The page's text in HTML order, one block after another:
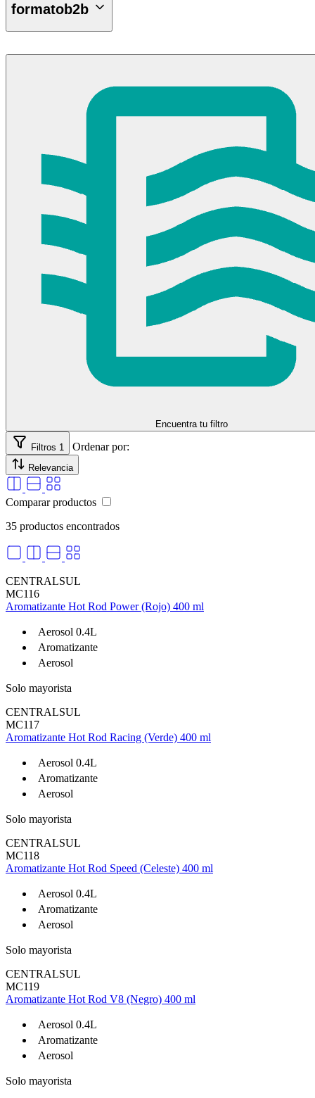
formatob2b
Encuentra tu filtro
Filtros 1 Ordenar por:
Relevancia
Comparar productos
35 productos encontrados
CENTRALSUL
MC116
Aromatizante Hot Rod Power (Rojo) 400 ml
Aerosol 0.4L
Aromatizante
Aerosol
Solo mayorista
CENTRALSUL
MC117
Aromatizante Hot Rod Racing (Verde) 400 ml
Aerosol 0.4L
Aromatizante
Aerosol
Solo mayorista
CENTRALSUL
MC118
Aromatizante Hot Rod Speed (Celeste) 400 ml
Aerosol 0.4L
Aromatizante
Aerosol
Solo mayorista
CENTRALSUL
MC119
Aromatizante Hot Rod V8 (Negro) 400 ml
Aerosol 0.4L
Aromatizante
Aerosol
Solo mayorista